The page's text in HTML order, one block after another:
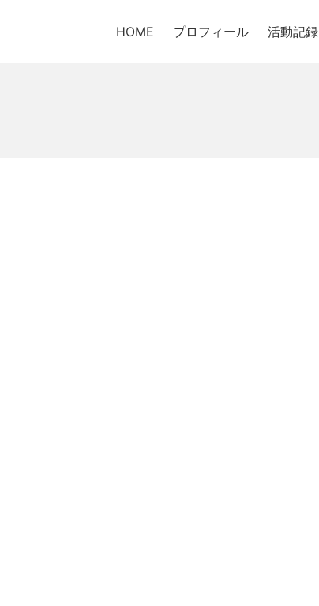
HOME プロフィール 活動記録